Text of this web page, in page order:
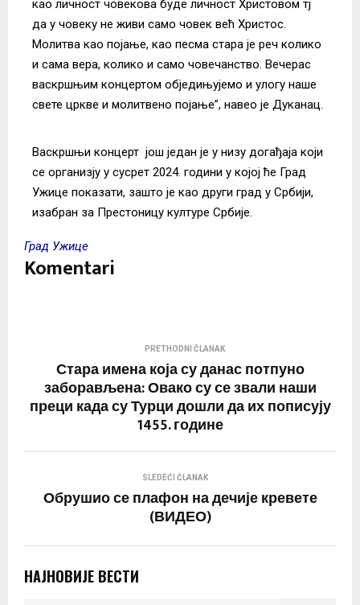
као личност човекова буде личност Христовом тј
да у човеку не живи само човек већ Христос.
Молитва као појање, као песма стара је реч колико
и сама вера, колико и само човечанство. Вечерас
васкршњим концертом обједињујемо и улогу наше
свете цркве и молитвено појање”, навео је Дуканац.
Васкршњи концерт још један је у низу догађаја који
се организју у сусрет 2024. години у којој ће Град
Ужице показати, зашто је као други град у Србији,
изабран за Престоницу културе Србије.
Град Ужице
Komentari
PRETHODNI ČLANAK
Стара имена која су данас потпуно
заборављена: Овако су се звали наши
преци када су Турци дошли да их пописују
1455. године
SLEDEĆI ČLANAK
Обрушио се плафон на дечије кревете
(ВИДЕО)
НАЈНОВИЈЕ ВЕСТИ